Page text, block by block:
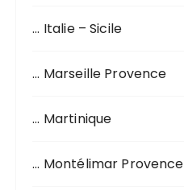
… Italie – Sicile
… Marseille Provence
… Martinique
… Montélimar Provence